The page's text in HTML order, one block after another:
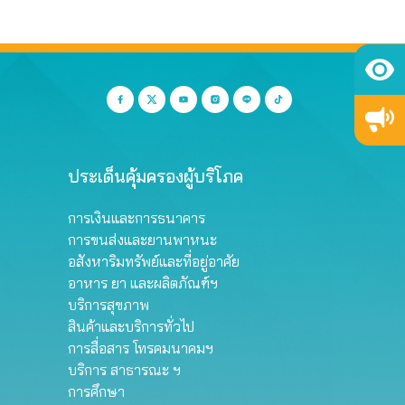
ประเด็นคุ้มครองผู้บริโภค
การเงินและการธนาคาร
การขนส่งและยานพาหนะ
อสังหาริมทรัพย์และที่อยู่อาศัย
อาหาร ยา และผลิตภัณฑ์ฯ
บริการสุขภาพ
สินค้าและบริการทั่วไป
การสื่อสาร โทรคมนาคมฯ
บริการ สาธารณะ ฯ
การศึกษา